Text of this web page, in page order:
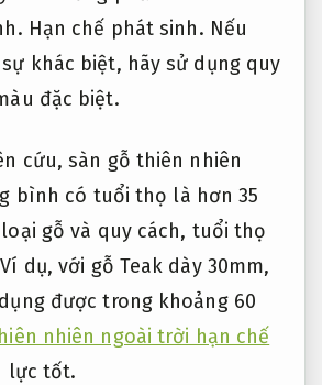
Hạn chế phát sinh. Nếu
khác biệt, hãy sử dụng quy
đặc biệt.
cứu, sàn gỗ thiên nhiên
bình có tuổi thọ là hơn 35
gỗ và quy cách, tuổi thọ
dụ, với gỗ Teak dày 30mm,
được trong khoảng 60
nhiên ngoài trời hạn chế
lực tốt.